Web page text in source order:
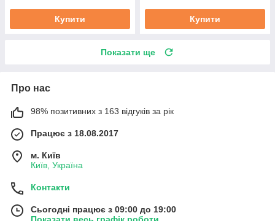
Купити Купити
Показати ще
Про нас
98% позитивних з 163 відгуків за рік
Працює з 18.08.2017
м. Київ
Київ, Україна
Контакти
Сьогодні працює з 09:00 до 19:00